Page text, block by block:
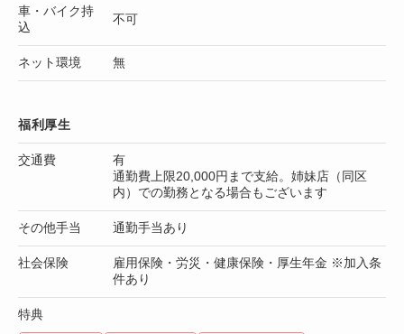
車・バイク持
込
不可
ネット環境 無
福利厚生
交通費
有
通勤費上限20,000円まで支給。姉妹店（同区
内）での勤務となる場合もございます
その他手当 通勤手当あり
社会保険
雇用保険・労災・健康保険・厚生年金 ※加入条
件あり
特典